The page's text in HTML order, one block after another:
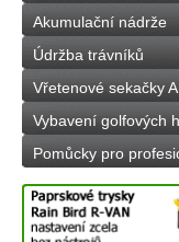
Akumulační nádrže
Údržba trávníků
Vřetenové sekačky
Vybavení golfových
Pomůcky pro